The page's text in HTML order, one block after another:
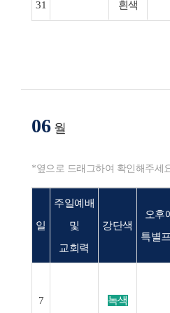
31 흰색
06 월
*옆으로 드래그하여 확인해주세
일
주일예배
및
교회력
강단색
오후
특별
7 녹색